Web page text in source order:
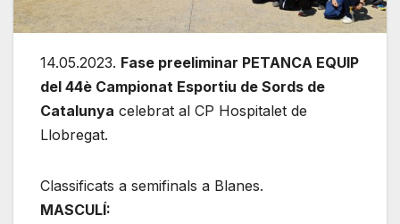
14.05.2023. Fase preeliminar PETANCA EQUIP
del 44è Campionat Esportiu de Sords de
Catalunya celebrat al CP Hospitalet de
Llobregat.
Classificats a semifinals a Blanes.
MASCULÍ: